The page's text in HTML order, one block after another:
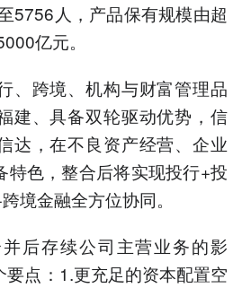
5756人，产品保有规模由超
亿元。
、跨境、机构与财富管理品
建、具备双轮驱动优势，信
达，在不良资产经营、企业
特色，整合后将实现投行+投
境金融全方位协同。
后存续公司主营业务的影
点：1.更充足的资本配置空